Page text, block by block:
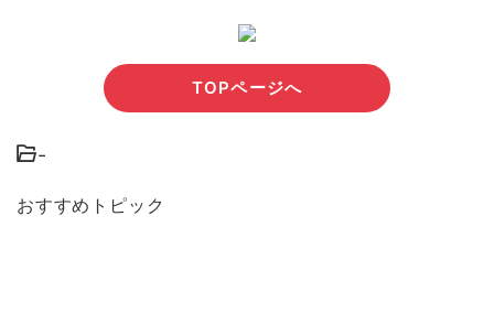
TOPページへ
-
おすすめトピック